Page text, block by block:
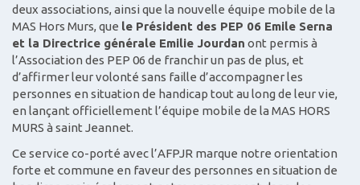
deux associations, ainsi que la nouvelle équipe mobile de la
MAS Hors Murs, que le Président des PEP 06 Emile Serna
et la Directrice générale Emilie Jourdan ont permis à
l’Association des PEP 06 de franchir un pas de plus, et
d’affirmer leur volonté sans faille d’accompagner les
personnes en situation de handicap tout au long de leur vie,
en lançant officiellement l’équipe mobile de la MAS HORS
MURS à saint Jeannet.
Ce service co-porté avec l’AFPJR marque notre orientation
forte et commune en faveur des personnes en situation de